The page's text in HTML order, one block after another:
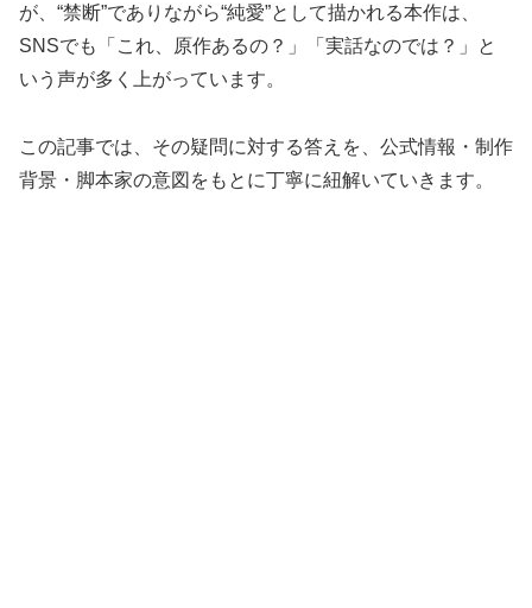
が、“禁断”でありながら“純愛”として描かれる本作は、
SNSでも「これ、原作あるの？」「実話なのでは？」と
いう声が多く上がっています。
この記事では、その疑問に対する答えを、公式情報・制作
背景・脚本家の意図をもとに丁寧に紐解いていきます。